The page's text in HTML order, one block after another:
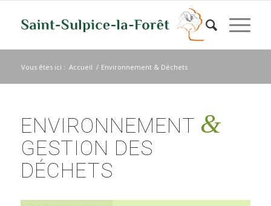
Vous êtes ici : Accueil / Environnement & Déchets
ENVIRONNEMENT &
GESTION DES
DÉCHETS